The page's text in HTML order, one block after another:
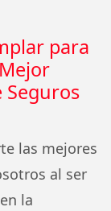
para
Seguros
las mejores
al ser
la